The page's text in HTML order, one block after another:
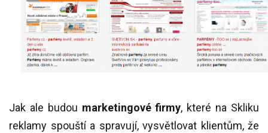
Jak ale budou marketingové firmy, které na Skliku
reklamy spouští a spravují, vysvětlovat klientům, že